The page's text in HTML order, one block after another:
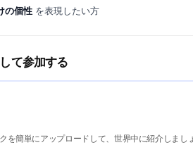
の個性 を表現したい方
て参加する
を簡単にアップロードして、世界中に紹介しまし